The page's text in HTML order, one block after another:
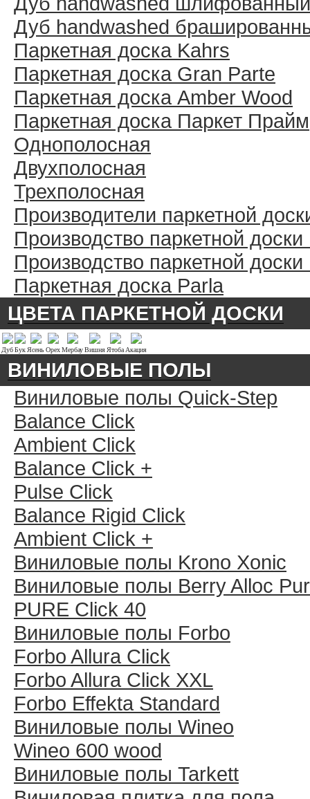
Дуб handwashed
Паркетная доска Kahrs
Паркетная доска Gran Parte
Паркетная доска Amber Wood
Паркетная доска Паркет Прайм
Однополосная
Двухполосная
Трехполосная
Производители паркетной
Производство паркетной
Производство паркетной
Паркетная доска Parla
ЦВЕТА ПАРКЕТНОЙ ДОСКИ
ДубБук ЯсеньОрехМербауВишня Ятоба Акация
ВИНИЛОВЫЕ ПОЛЫ
Виниловые полы Quick-Step
Balance Click
Ambient Click
Balance Click +
Pulse Click
Balance Rigid Click
Ambient Click +
Виниловые полы Krono Xonic
Виниловые полы Berry Alloc
PURE Click 40
Виниловые полы Forbo
Forbo Allura Click
Forbo Allura Click XXL
Forbo Effekta Standard
Виниловые полы Wineo
Wineo 600 wood
Виниловые полы Tarkett